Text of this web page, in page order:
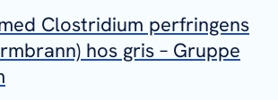
Clostridium perfringens
hos gris – Gruppe